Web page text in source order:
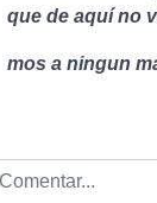
que de aquí no
mos a ningun